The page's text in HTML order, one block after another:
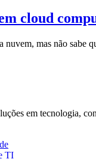
cloud
nuvem, mas não
em tecnologia,
TI